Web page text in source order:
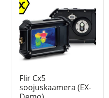
Flir Cx5
soojuskaamera (EX-